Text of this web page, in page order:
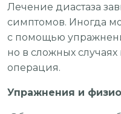
Лечение диастаза
симптомов. Иногда
с помощью
но в сложных
операция.
Упражнения и